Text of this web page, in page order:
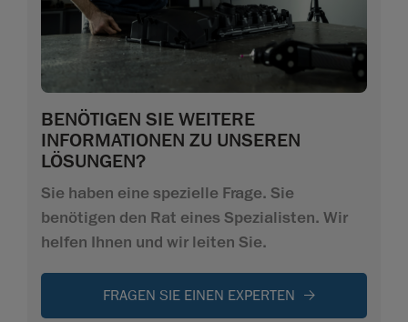
BENÖTIGEN SIE WEITERE
INFORMATIONEN ZU UNSEREN
LÖSUNGEN?
Sie haben eine spezielle Frage. Sie
benötigen den Rat eines Spezialisten. Wir
helfen Ihnen und wir leiten Sie.
FRAGEN SIE EINEN EXPERTEN